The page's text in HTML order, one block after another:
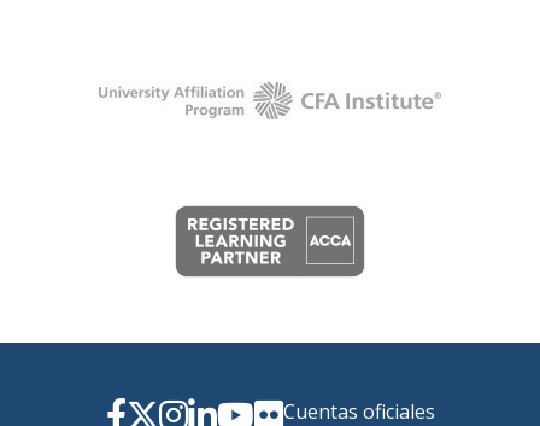
Cuentas oficiales